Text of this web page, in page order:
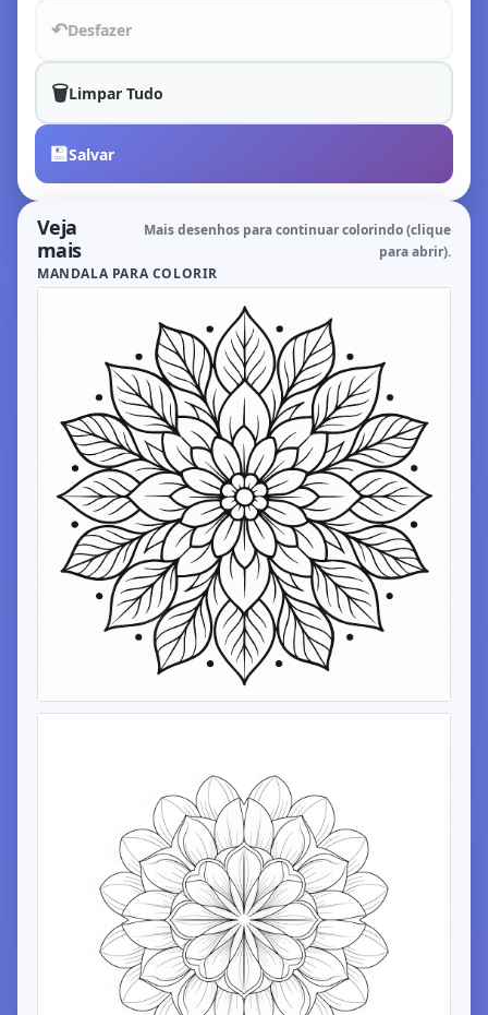
↶Desfazer
🗑️Limpar Tudo
💾Salvar
Veja
mais
Mais desenhos para continuar colorindo (clique
para abrir).
MANDALA PARA COLORIR